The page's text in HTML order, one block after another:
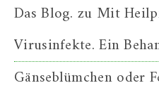
Das Blog. zu Mit
Virusinfekte. Ein
Gänseblümchen oder